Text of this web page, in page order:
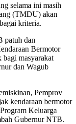
selama ini masih
(TMDU) akan
kriteria.
patuh dan
Bermotor
masyarakat
dan Wagub
Pemprov
kendaraan bermotor
Keluarga
Gubernur NTB.